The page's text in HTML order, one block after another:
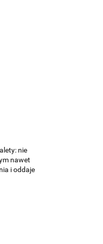
nie
nawet
i oddaje